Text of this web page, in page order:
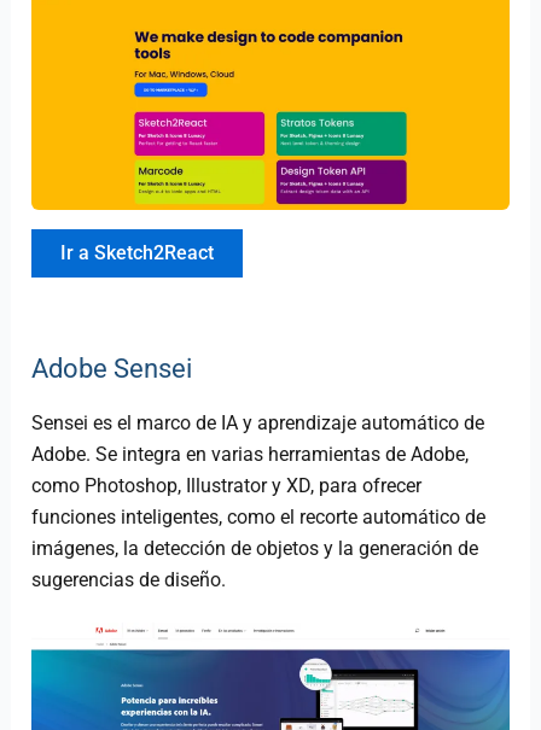
Ir a Sketch2React
Adobe Sensei
Sensei es el marco de IA y aprendizaje automático de
Adobe. Se integra en varias herramientas de Adobe,
como Photoshop, Illustrator y XD, para ofrecer
funciones inteligentes, como el recorte automático de
imágenes, la detección de objetos y la generación de
sugerencias de diseño.